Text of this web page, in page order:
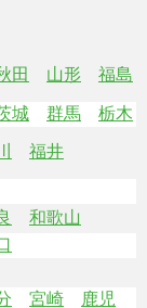
田 山形 福島
城 群馬
栃木
福井
和歌山
宮崎
鹿児